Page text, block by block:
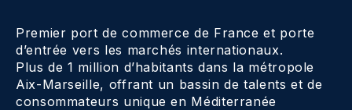
Premier port de commerce de France et porte
d’entrée vers les marchés internationaux.
Plus de 1 million d’habitants dans la métropole
Aix-Marseille, offrant un bassin de talents et de
consommateurs unique en Méditerranée